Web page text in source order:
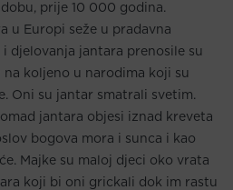
prije 10 000 godina.
u Europi seže u pradavna
i djelovanja jantara prenosile su
na koljeno u narodima koji su
Oni su jantar smatrali svetim.
jantara objesi iznad kreveta
bogova mora i sunca i kao
Majke su maloj djeci oko vrata
koji bi oni grickali dok im rastu